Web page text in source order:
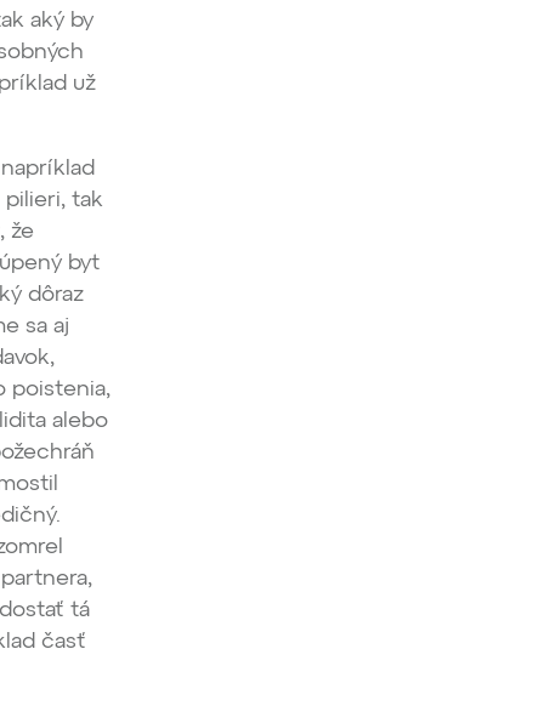
aký by
už
tak
že
byt
dôraz
sa aj
poistenia,
alebo
tá
časť